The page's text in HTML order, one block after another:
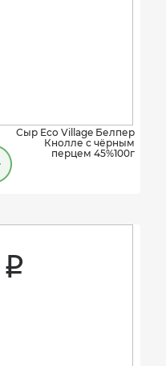
Сыр Eco Village Белпер
Кнолле с чёрным
перцем 45%100г
i